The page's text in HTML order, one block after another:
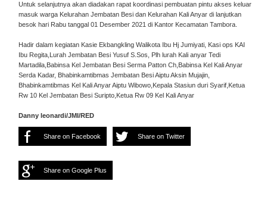
Untuk selanjutnya akan diadakan rapat koordinasi pembuatan pintu akses keluar
masuk warga Kelurahan Jembatan Besi dan Kelurahan Kali Anyar di lanjutkan
besok hari Rabu tanggal 01 Desember 2021 di Kantor Kecamatan Tambora.
Hadir dalam kegiatan Kasie Ekbangkling Walikota Ibu Hj Jumiyati, Kasi ops KAI
Ibu Regita,Lurah Jembatan Besi Yusuf S.Sos, Plh lurah Kali anyar Tedi
Martadila,Babinsa Kel Jembatan Besi Serma Patton Ch,Babinsa Kel Kali Anyar
Serda Kadar, Bhabinkamtibmas Jembatan Besi Aiptu Aksin Mujajin,
Bhabinkamtibmas Kel Kali Anyar Aiptu Wibowo,Kepala Stasiun duri Syarif,Ketua
Rw 10 Kel Jembatan Besi Suripto,Ketua Rw 09 Kel Kali Anyar
Danny leonardi/JMI/RED
Share on Facebook Share on Twitter
Share on Google Plus